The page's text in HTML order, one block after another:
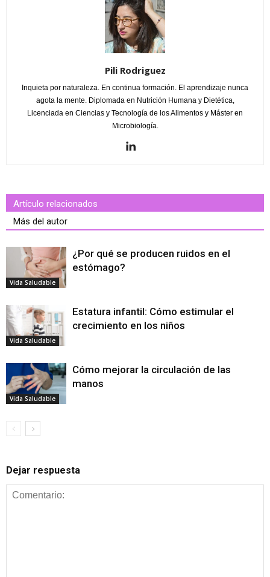
Pili Rodriguez
Inquieta por naturaleza. En continua formación. El aprendizaje nunca
agota la mente. Diplomada en Nutrición Humana y Dietética,
Licenciada en Ciencias y Tecnología de los Alimentos y Máster en
Microbiología.
Artículo relacionados
Más del autor
Vida Saludable
¿Por qué se producen ruidos en el
estómago?
Vida Saludable
Estatura infantil: Cómo estimular el
crecimiento en los niños
Vida Saludable
Cómo mejorar la circulación de las
manos
Dejar respuesta